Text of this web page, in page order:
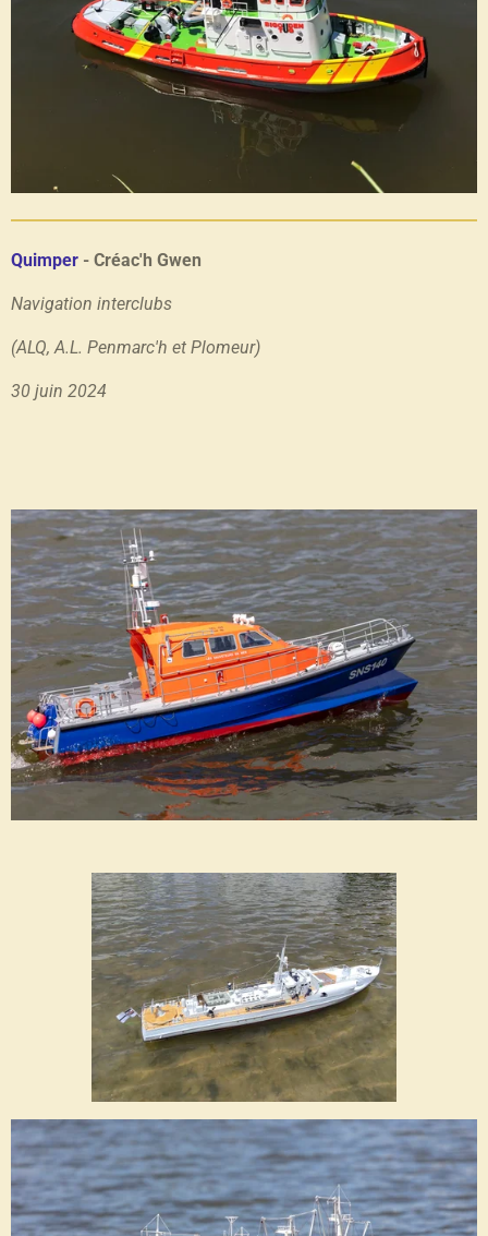
Quimper - Créac'h Gwen
Navigation interclubs
(ALQ, A.L. Penmarc'h et Plomeur)
30 juin 2024